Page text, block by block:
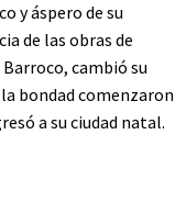
y áspero de su
de las obras de
cambió su
bondad comenzaron
a su ciudad natal.